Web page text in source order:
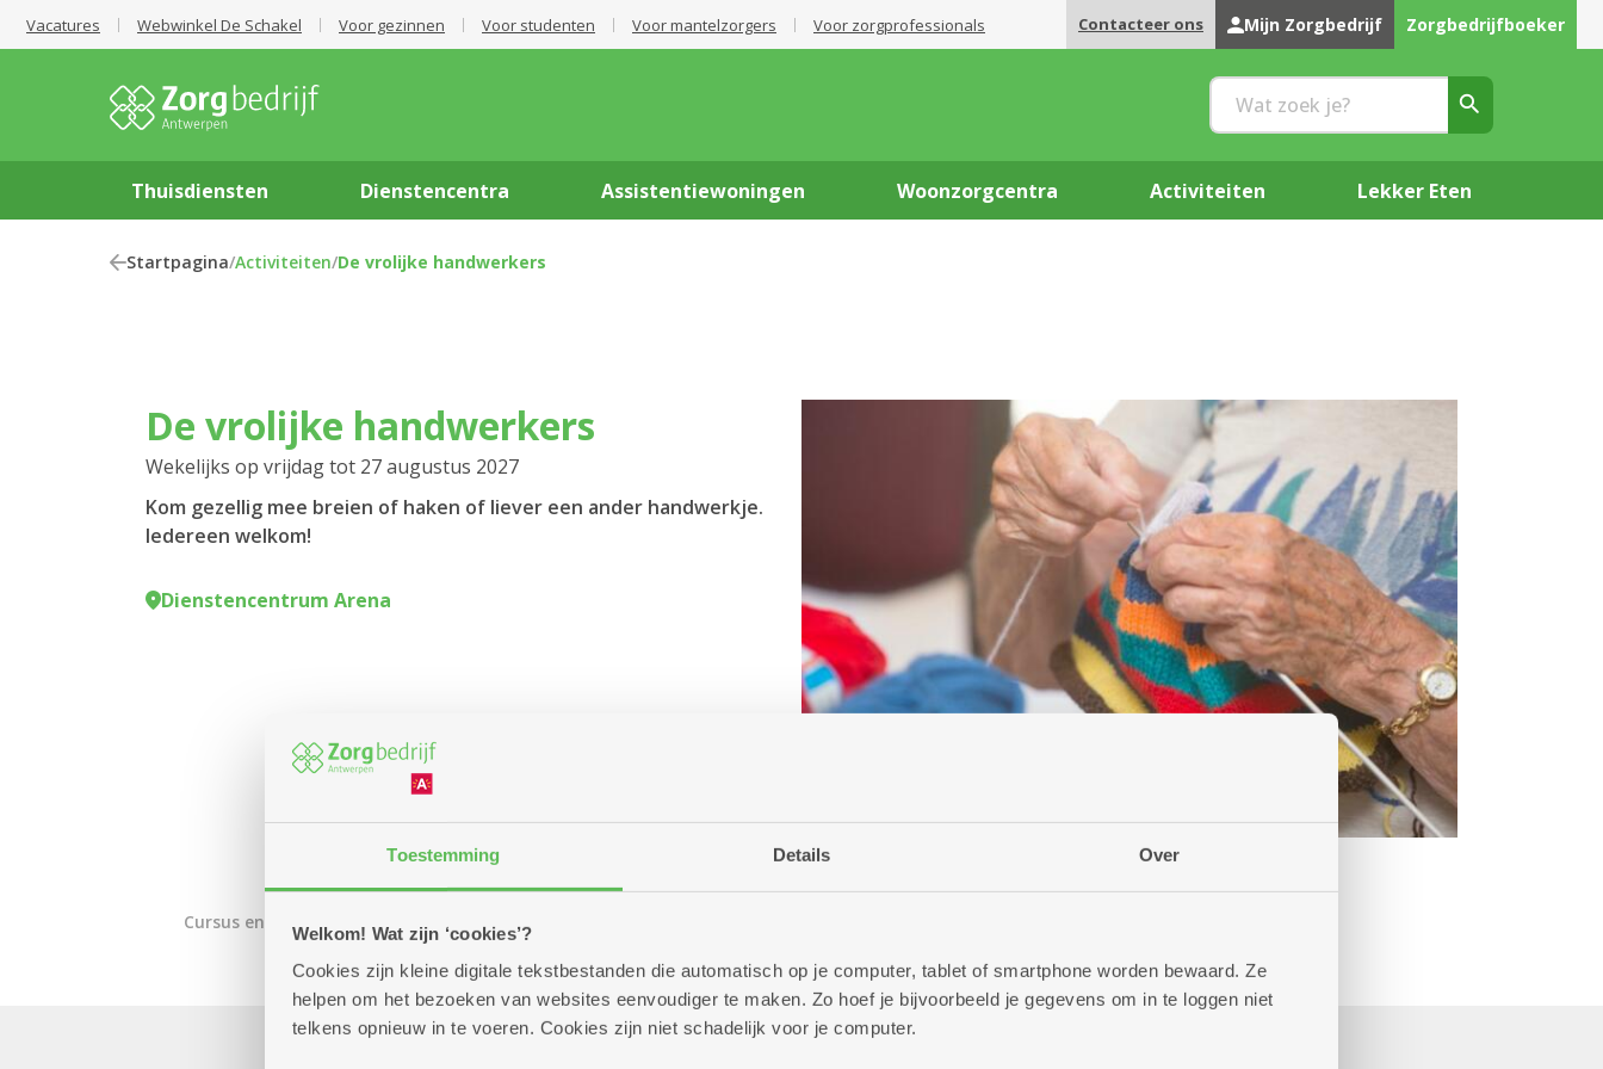
Toestemming Details Over
Welkom! Wat zijn ‘cookies’?
Cookies zijn kleine digitale tekstbestanden die automatisch op je computer, tablet of smartphone worden bewaard. Ze
helpen om het bezoeken van websites eenvoudiger te maken. Zo hoef je bijvoorbeeld je gegevens om in te loggen niet
telkens opnieuw in te voeren. Cookies zijn niet schadelijk voor je computer.
Vacatures Webwinkel De Schakel Voor gezinnen Voor studenten Voor mantelzorgers Voor zorgprofessionals Contacteer ons Mijn Zorgbedrijf Zorgbedrijfboeker
Thuisdiensten Dienstencentra Assistentiewoningen Woonzorgcentra Activiteiten Lekker Eten
Startpagina/Activiteiten/De vrolijke handwerkers
De vrolijke handwerkers
Wekelijks op vrijdag tot 27 augustus 2027
Kom gezellig mee breien of haken of liever een ander handwerkje.
Iedereen welkom!
Dienstencentrum Arena
Cursus en workshop